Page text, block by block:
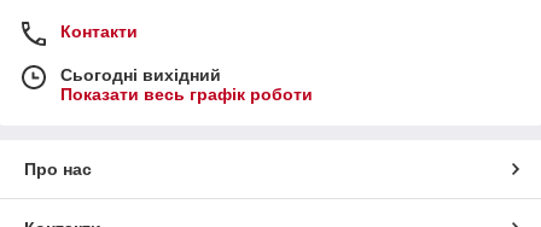
Контакти
Сьогодні вихідний
Показати весь графік роботи
Про нас